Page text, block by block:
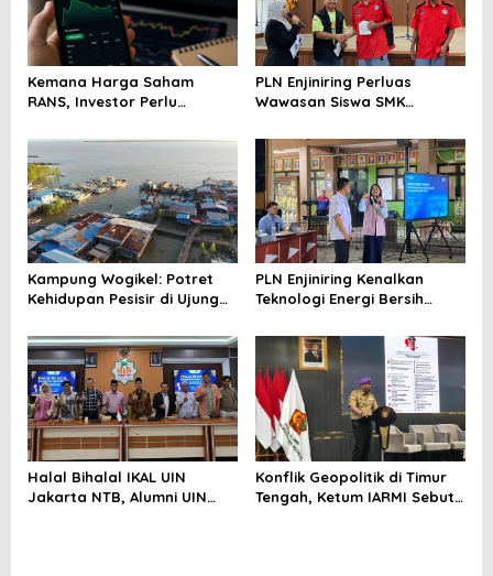
Kemana Harga Saham
RANS, Investor Perlu
Menghindari Spekulasi
Berlebihan
PLN Enjiniring Perluas
Wawasan Siswa SMK
Perubahan Iklim
Kampung Wogikel: Potret
Kehidupan Pesisir di Ujung
Bertahan di Tengah
Keterbatasan
PLN Enjiniring Kenalkan
Teknologi Energi Bersih
Halal Bihalal IKAL UIN
Jakarta NTB, Alumni UIN
Konflik Geopolitik di Timur
Tengah, Ketum IARMI Sebut